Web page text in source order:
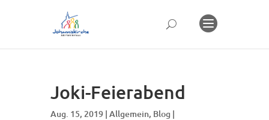
Joki-Feierabend
Aug. 15, 2019 | Allgemein, Blog |